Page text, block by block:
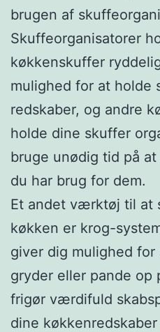
brugen af
Skuffeorganisatorer
køkkenskuffer
mulighed for at holde
redskaber, og andre
holde dine skuffer
bruge unødig tid på
du har brug for dem.
Et andet værktøj til at
køkken er krog-
giver dig mulighed
gryder eller pande
frigør værdifuld
dine